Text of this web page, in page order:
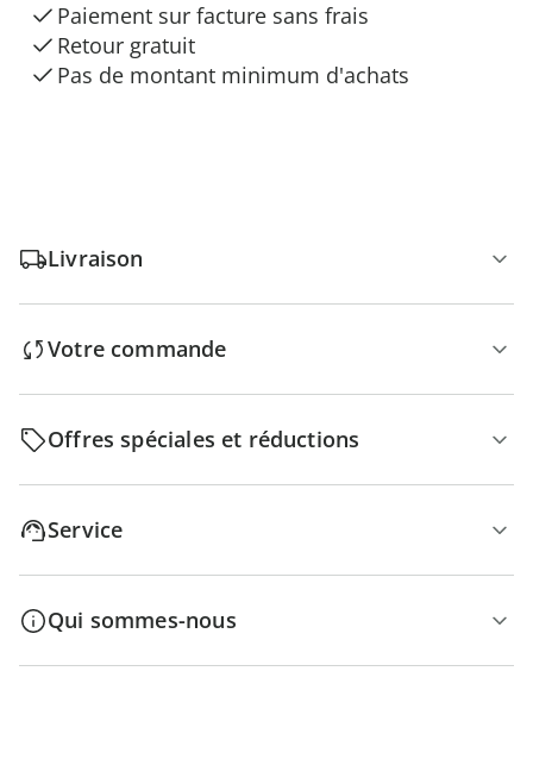
Paiement sur facture sans frais
Retour gratuit
Pas de montant minimum d'achats
Livraison
Votre commande
Offres spéciales et réductions
Service
Qui sommes-nous